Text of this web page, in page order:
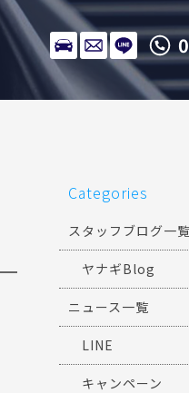
Categories
スタッフブログ一覧
ヤナギBlog
ニュース一覧
LINE
キャンペーン